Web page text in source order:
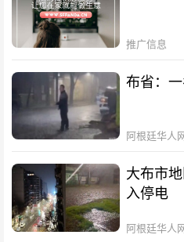
推广信息
布省：
阿根廷华人
大布市
入停电
阿根廷华人